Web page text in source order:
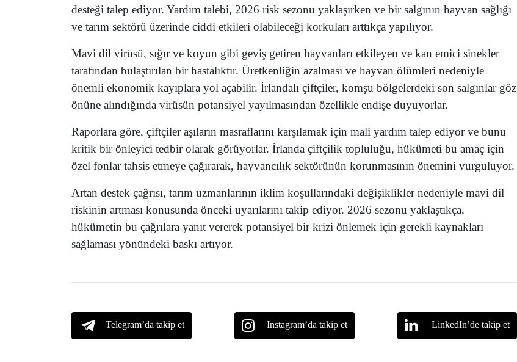
desteği talep ediyor. Yardım talebi, 2026 risk sezonu yaklaşırken ve bir salgının hayvan sağlığı
ve tarım sektörü üzerinde ciddi etkileri olabileceği korkuları arttıkça yapılıyor.
Mavi dil virüsü, sığır ve koyun gibi geviş getiren hayvanları etkileyen ve kan emici sinekler
tarafından bulaştırılan bir hastalıktır. Üretkenliğin azalması ve hayvan ölümleri nedeniyle
önemli ekonomik kayıplara yol açabilir. İrlandalı çiftçiler, komşu bölgelerdeki son salgınlar göz
önüne alındığında virüsün potansiyel yayılmasından özellikle endişe duyuyorlar.
Raporlara göre, çiftçiler aşıların masraflarını karşılamak için mali yardım talep ediyor ve bunu
kritik bir önleyici tedbir olarak görüyorlar. İrlanda çiftçilik topluluğu, hükümeti bu amaç için
özel fonlar tahsis etmeye çağırarak, hayvancılık sektörünün korunmasının önemini vurguluyor.
Artan destek çağrısı, tarım uzmanlarının iklim koşullarındaki değişiklikler nedeniyle mavi dil
riskinin artması konusunda önceki uyarılarını takip ediyor. 2026 sezonu yaklaştıkça,
hükümetin bu çağrılara yanıt vererek potansiyel bir krizi önlemek için gerekli kaynakları
sağlaması yönündeki baskı artıyor.
Telegram’da takip et Instagram’da takip et LinkedIn’de takip et